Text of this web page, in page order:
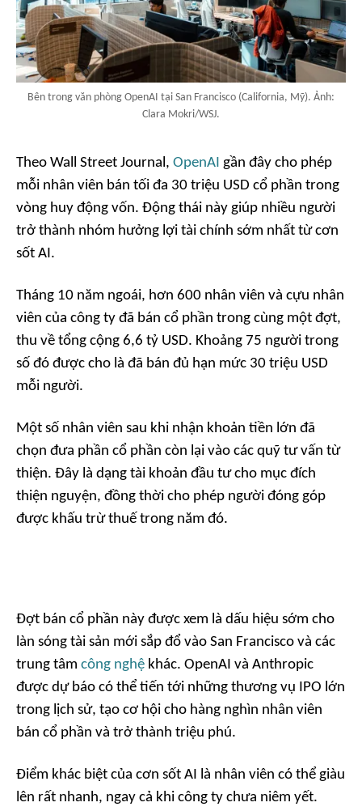
Bên trong văn phòng OpenAI tại San Francisco (California, Mỹ). Ảnh:
Clara Mokri/WSJ.
Theo Wall Street Journal , OpenAI gần đây cho phép
mỗi nhân viên bán tối đa 30 triệu USD cổ phần trong
vòng huy động vốn. Động thái này giúp nhiều người
trở thành nhóm hưởng lợi tài chính sớm nhất từ cơn
sốt AI.
Tháng 10 năm ngoái, hơn 600 nhân viên và cựu nhân
viên của công ty đã bán cổ phần trong cùng một đợt,
thu về tổng cộng 6,6 tỷ USD. Khoảng 75 người trong
số đó được cho là đã bán đủ hạn mức 30 triệu USD
mỗi người.
Một số nhân viên sau khi nhận khoản tiền lớn đã
chọn đưa phần cổ phần còn lại vào các quỹ tư vấn từ
thiện. Đây là dạng tài khoản đầu tư cho mục đích
thiện nguyện, đồng thời cho phép người đóng góp
được khấu trừ thuế trong năm đó.
Đợt bán cổ phần này được xem là dấu hiệu sớm cho
làn sóng tài sản mới sắp đổ vào San Francisco và các
trung tâm công nghệ khác. OpenAI và Anthropic
được dự báo có thể tiến tới những thương vụ IPO lớn
trong lịch sử, tạo cơ hội cho hàng nghìn nhân viên
bán cổ phần và trở thành triệu phú.
Điểm khác biệt của cơn sốt AI là nhân viên có thể giàu
lên rất nhanh, ngay cả khi công ty chưa niêm yết.